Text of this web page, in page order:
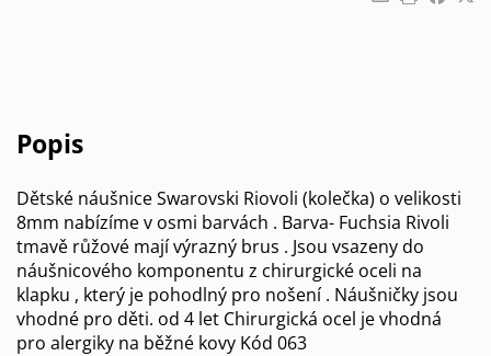
Popis
Dětské náušnice Swarovski Riovoli (kolečka) o velikosti
8mm nabízíme v osmi barvách . Barva- Fuchsia Rivoli
tmavě růžové mají výrazný brus . Jsou vsazeny do
náušnicového komponentu z chirurgické oceli na
klapku , který je pohodlný pro nošení . Náušničky jsou
vhodné pro děti. od 4 let Chirurgická ocel je vhodná
pro alergiky na běžné kovy Kód 063